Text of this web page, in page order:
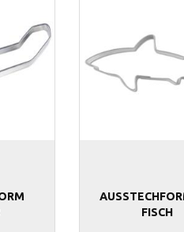
FISCH